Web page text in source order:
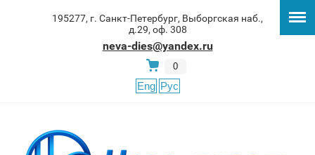
195277, г. Санкт-Петербург, Выборгская наб.,
д.29, оф. 308
neva-dies@yandex.ru
0
Eng Рус